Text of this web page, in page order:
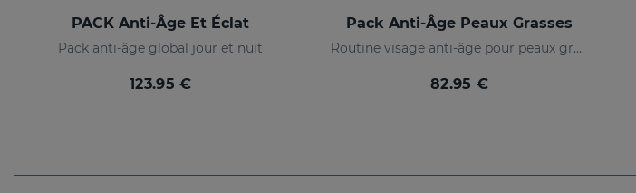
PACK Anti-Âge Et Éclat
Pack anti-âge global jour et nuit
123.95 €
Pack Anti-Âge Peaux Grasses
Routine visage anti-âge pour peaux grasses et mixtes
82.95 €